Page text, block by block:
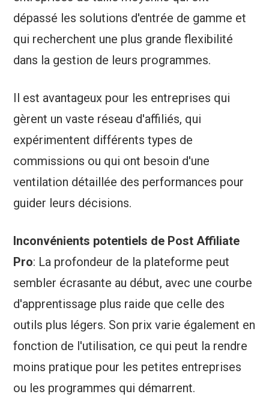
dépassé les solutions d'entrée de gamme et
qui recherchent une plus grande flexibilité
dans la gestion de leurs programmes.
Il est avantageux pour les entreprises qui
gèrent un vaste réseau d'affiliés, qui
expérimentent différents types de
commissions ou qui ont besoin d'une
ventilation détaillée des performances pour
guider leurs décisions.
Inconvénients potentiels de Post Affiliate
Pro: La profondeur de la plateforme peut
sembler écrasante au début, avec une courbe
d'apprentissage plus raide que celle des
outils plus légers. Son prix varie également en
fonction de l'utilisation, ce qui peut la rendre
moins pratique pour les petites entreprises
ou les programmes qui démarrent.